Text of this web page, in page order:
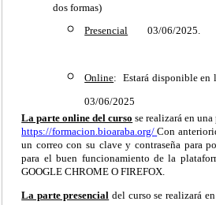
dos formas)
Presencial 03/06/2025.
Online: Estará disponible en
03/06/2025
La parte online del curso se realizará en
https://formacion.bioaraba.org/ Con
un correo con su clave y contraseña para
para el buen funcionamiento de la
GOOGLE CHROME O FIREFOX.
La parte presencial del curso se realizará